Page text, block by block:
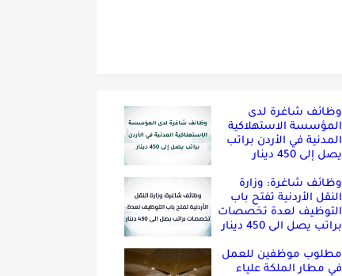
وظائف شاغرة لدى
المؤسسة الاستهلاكية
المدنية في الأردن براتب
يصل إلى 450 دينار
وظائف شاغرة: وزارة
النقل الأردنية تفتح باب
التوظيف لعدة تخصصات
براتب يصل الى 450 دينار
مطلوب موظفين للعمل
في مطار الملكة علياء